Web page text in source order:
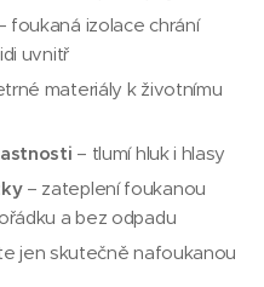
foukaná izolace chrání
uvnitř
materiály k životnímu
– tlumí hluk i hlasy
– zateplení foukanou
a bez odpadu
jen skutečně nafoukanou